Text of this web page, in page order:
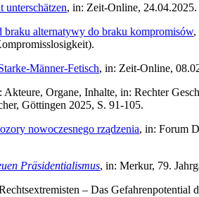
, in: Zeit-Online, 24.04.2025.
alternatywy do braku kompromisów,
Männer-Fetisch, in: Zeit-Online,
Organe, Inhalte, in: Rechter
Göttingen 2025, S. 91-105.
nowoczesnego rządzenia, in: Forum
Präsidentialismus, in: Merkur, 79.
– Das